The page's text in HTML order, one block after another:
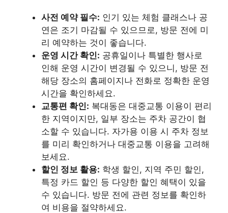
사전 예약 필수: 인기 있는 체험 클래스나 공
연은 조기 마감될 수 있으므로, 방문 전에 미
리 예약하는 것이 좋습니다.
운영 시간 확인: 공휴일이나 특별한 행사로
인해 운영 시간이 변경될 수 있으니, 방문 전
해당 장소의 홈페이지나 전화로 정확한 운영
시간을 확인하세요.
교통편 확인: 복대동은 대중교통 이용이 편리
한 지역이지만, 일부 장소는 주차 공간이 협
소할 수 있습니다. 자가용 이용 시 주차 정보
를 미리 확인하거나 대중교통 이용을 고려해
보세요.
할인 정보 활용: 학생 할인, 지역 주민 할인,
특정 카드 할인 등 다양한 할인 혜택이 있을
수 있습니다. 방문 전에 관련 정보를 확인하
여 비용을 절약하세요.